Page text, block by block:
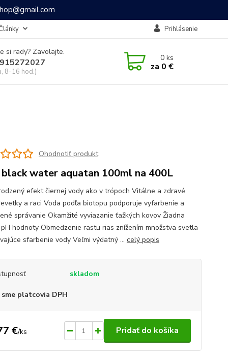
Prihlásenie
si rady? Zavolajte.
8-16 hod.)
0ks
za 0 €
Ohodnotiť produkt
black water aquatan 100ml na 400L
efekt čiernej vody ako v trópoch Vitálne a zdravé
a raci Voda podľa biotopu podporuje vyfarbenie a
správanie Okamžité vyviazanie ťažkých kovov Žiadna
hodnoty Obmedzenie rastu rias znížením množstva svetla
sfarbenie vody Veľmi výdatný ... celý popis
skladom
sme platcovia DPH
€/ks Pridať do košíka